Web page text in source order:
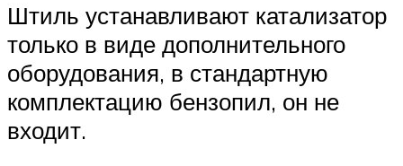
Штиль устанавливают катализатор
только в виде дополнительного
оборудования, в стандартную
комплектацию бензопил, он не
входит.